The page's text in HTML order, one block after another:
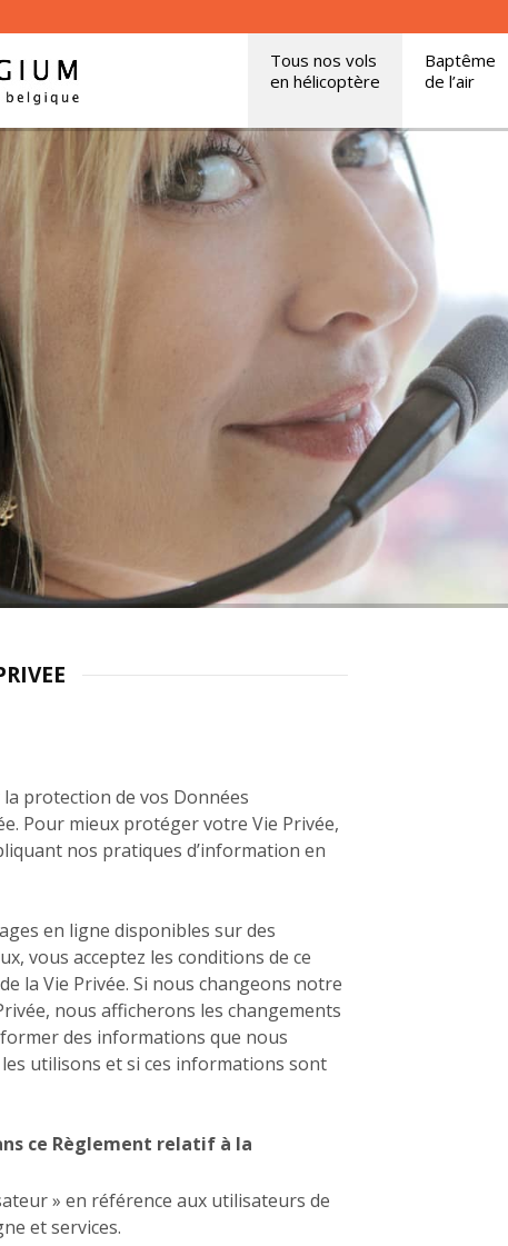
Tous nos vols
en hélicoptère
Baptême
de l’air
protection de vos Données
Pour mieux protéger votre Vie Privée,
nos pratiques d’information en
en ligne disponibles sur des
vous acceptez les conditions de ce
la Vie Privée. Si nous changeons notre
nous afficherons les changements
des informations que nous
utilisons et si ces informations sont
ce Règlement relatif à la
» en référence aux utilisateurs de
et services.